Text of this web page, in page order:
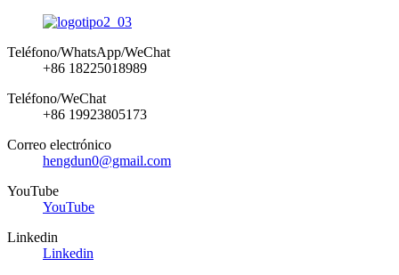
Teléfono/WhatsApp/WeChat
+86 18225018989
Teléfono/WeChat
+86 19923805173
Correo electrónico
hengdun0@gmail.com
YouTube
YouTube
Linkedin
Linkedin